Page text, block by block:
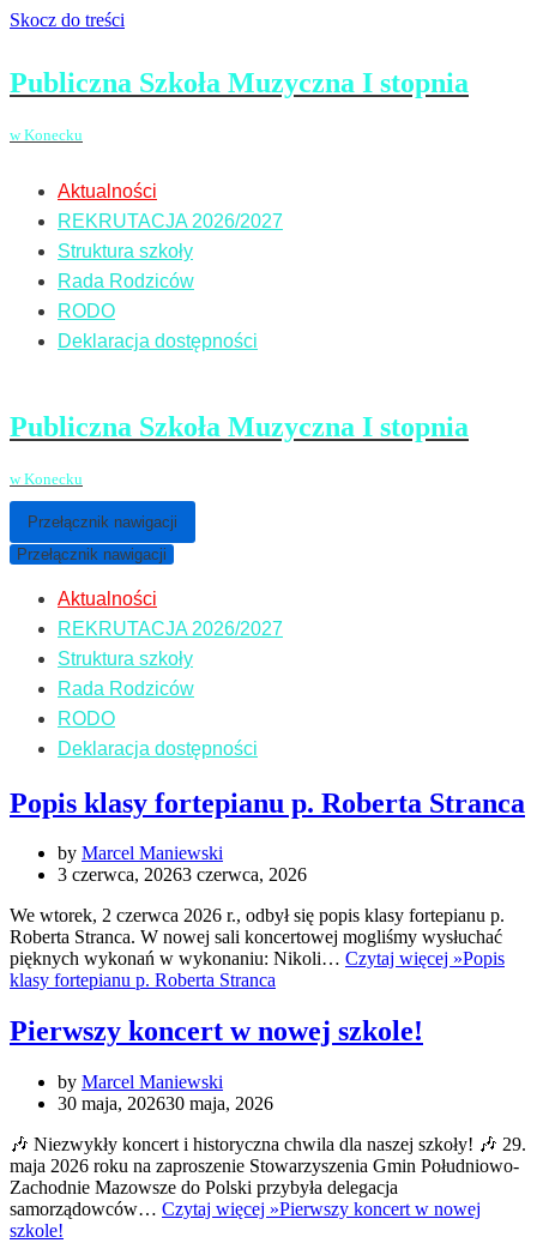
Skocz do treści
Publiczna Szkoła Muzyczna I stopnia
w Konecku
Aktualności
REKRUTACJA 2026/2027
Struktura szkoły
Rada Rodziców
RODO
Deklaracja dostępności
Publiczna Szkoła Muzyczna I stopnia
w Konecku
Przełącznik nawigacji
Przełącznik nawigacji
Aktualności
REKRUTACJA 2026/2027
Struktura szkoły
Rada Rodziców
RODO
Deklaracja dostępności
Popis klasy fortepianu p. Roberta Stranca
by Marcel Maniewski
3 czerwca, 20263 czerwca, 2026
We wtorek, 2 czerwca 2026 r., odbył się popis klasy fortepianu p.
Roberta Stranca. W nowej sali koncertowej mogliśmy wysłuchać
pięknych wykonań w wykonaniu: Nikoli… Czytaj więcej »Popis
klasy fortepianu p. Roberta Stranca
Pierwszy koncert w nowej szkole!
by Marcel Maniewski
30 maja, 202630 maja, 2026
🎶 Niezwykły koncert i historyczna chwila dla naszej szkoły! 🎶 29.
maja 2026 roku na zaproszenie Stowarzyszenia Gmin Południowo-
Zachodnie Mazowsze do Polski przybyła delegacja
samorządowców… Czytaj więcej »Pierwszy koncert w nowej
szkole!